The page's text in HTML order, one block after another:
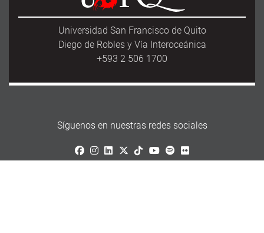
Universidad San Francisco de Quito
Diego de Robles y Vía Interoceánica
+593 2 506 1700
Síguenos en nuestras redes sociales